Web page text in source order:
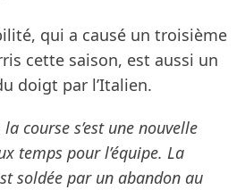
qui a causé un troisième
cette saison, est aussi un
doigt par l’Italien.
course s’est une nouvelle
temps pour l’équipe. La
soldée par un abandon au